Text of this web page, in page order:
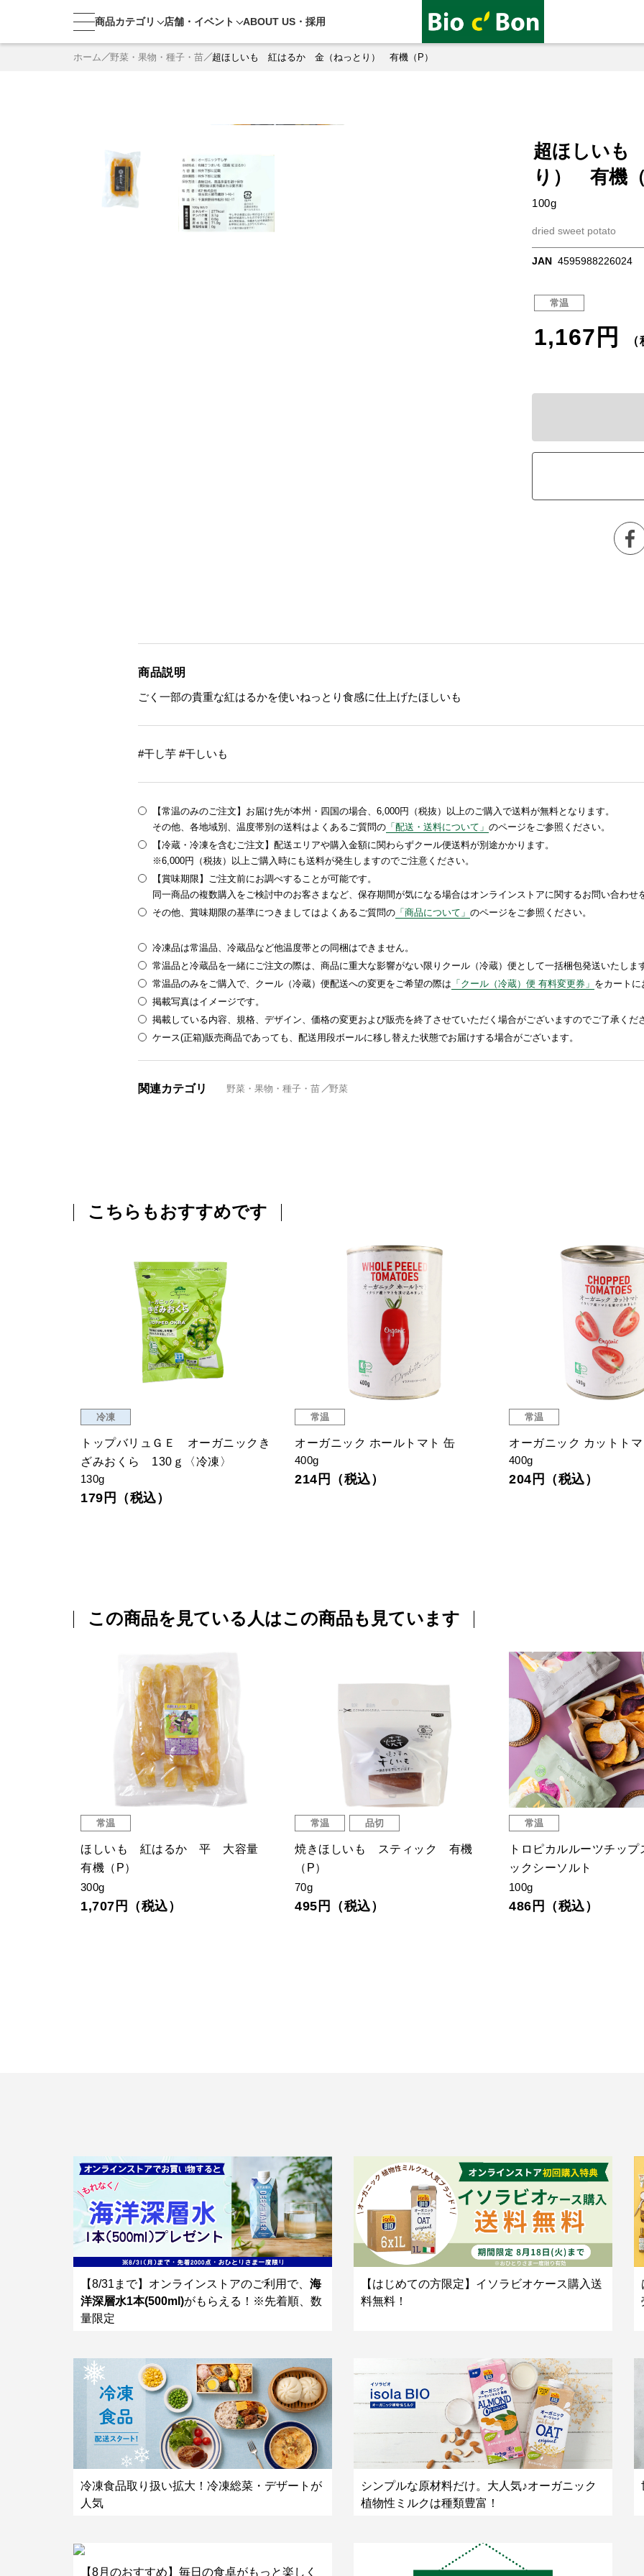
商品カテゴリ 店舗・ イベント ABOUT US・ 採用
ホーム 野菜・果物・種子・苗 超ほしいも 紅はるか 金（ねっとり） 有機（P）
超ほしいも
り） 有機（
100g
dried sweet potato
JAN 4595988226024
常温
1,167円
商品説明
ごく一部の貴重な紅はるかを使いねっとり食感に仕上げたほしいも
#干し芋 #干しいも
【常温のみのご注文】お届け先が本州・四国の場合、6,000円（税抜）以上のご購入で送料が無料となります。
その他、各地域別、温度帯別の送料はよくあるご質問の 「配送・送料について」 のページをご参照ください。
【冷蔵・冷凍を含むご注文】配送エリアや購入金額に関わらずクール便送料が別途かかります。
※6,000円（税抜）以上ご購入時にも送料が発生しますのでご注意ください。
【賞味期限】ご注文前にお調べすることが可能です。
同一商品の複数購入をご検討中のお客さまなど、保存期間が気になる場合はオンラインストアに関するお問い合わせ
その他、賞味期限の基準につきましてはよくあるご質問の 「商品について」 のページをご参照ください。
冷凍品は常温品、冷蔵品など他温度帯との同梱はできません。
常温品と冷蔵品を一緒にご注文の際は、商品に重大な影響がない限りクール（冷蔵）便として一括梱包発送いたします
常温品のみをご購入で、クール（冷蔵）便配送への変更をご希望の際は 「クール（冷蔵）便 有料変更券」 をカートに
掲載写真はイメージです。
掲載している内容、規格、デザイン、価格の変更および販売を終了させていただく場合がございますのでご了承くだ
ケース(正箱)販売商品であっても、配送用段ボールに移し替えた状態でお届けする場合がございます。
関連カテゴリ 野菜・果物・種子・苗 野菜
こちらもおすすめです
冷凍
トップバリュＧＥ オーガニックき
ざみおくら 130ｇ〈冷凍〉
130g
179円（税込）
常温
オーガニック ホールトマト 缶
400g
214円（税込）
常温
オーガニック カットト
400g
204円（税込）
この商品を見ている人はこの商品も見ています
常温
ほしいも 紅はるか 平 大容量
有機（P）
300g
1,707円（税込）
常温 品切
焼きほしいも スティック 有機
（P）
70g
495円（税込）
常温
トロピカルルーツチッ
ックシーソルト
100g
486円（税込）
【8/31まで】オンラインストアのご利用で、 海
洋深層水1本(500ml)がもらえる！※先着順、数
量限定
【はじめての方限定】イソラビオケース購入送
料無料！
冷凍食品取り扱い拡大！冷凍総菜・デザートが
人気
シンプルな原材料だけ。大人気♪オーガニック
植物性ミルクは種類豊富！
【8月のおすすめ】毎日の食卓がもっと楽しく